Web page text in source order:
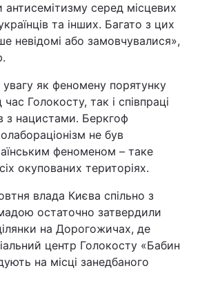
антисемітизму серед місцевих
та інших. Багато з цих
невідомі або замовчувалися»,
як феномену порятунку
час Голокосту, так і співпраці
з нацистами. Беркгоф
не був
феноменом – таке
окупованих територіях.
влада Києва спільно з
остаточно затвердили
на Дорогожичах, де
центр Голокосту «Бабин
на місці занедбаного